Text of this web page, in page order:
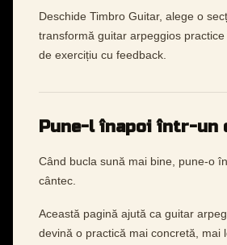
Deschide Timbro Guitar, alege o
transformă guitar arpeggios
de exercițiu cu feedback.
Pune-l înapoi într-un
Când bucla sună mai bine, pune-o
cântec.
Această pagină ajută ca guitar
devină o practică mai concretă, mai